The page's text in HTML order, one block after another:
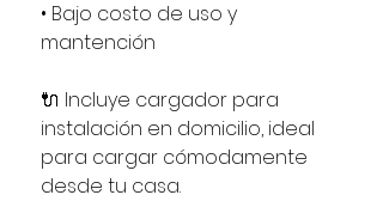
• Bajo costo de uso y
mantención
🔌 Incluye cargador para
instalación en domicilio, ideal
para cargar cómodamente
desde tu casa.